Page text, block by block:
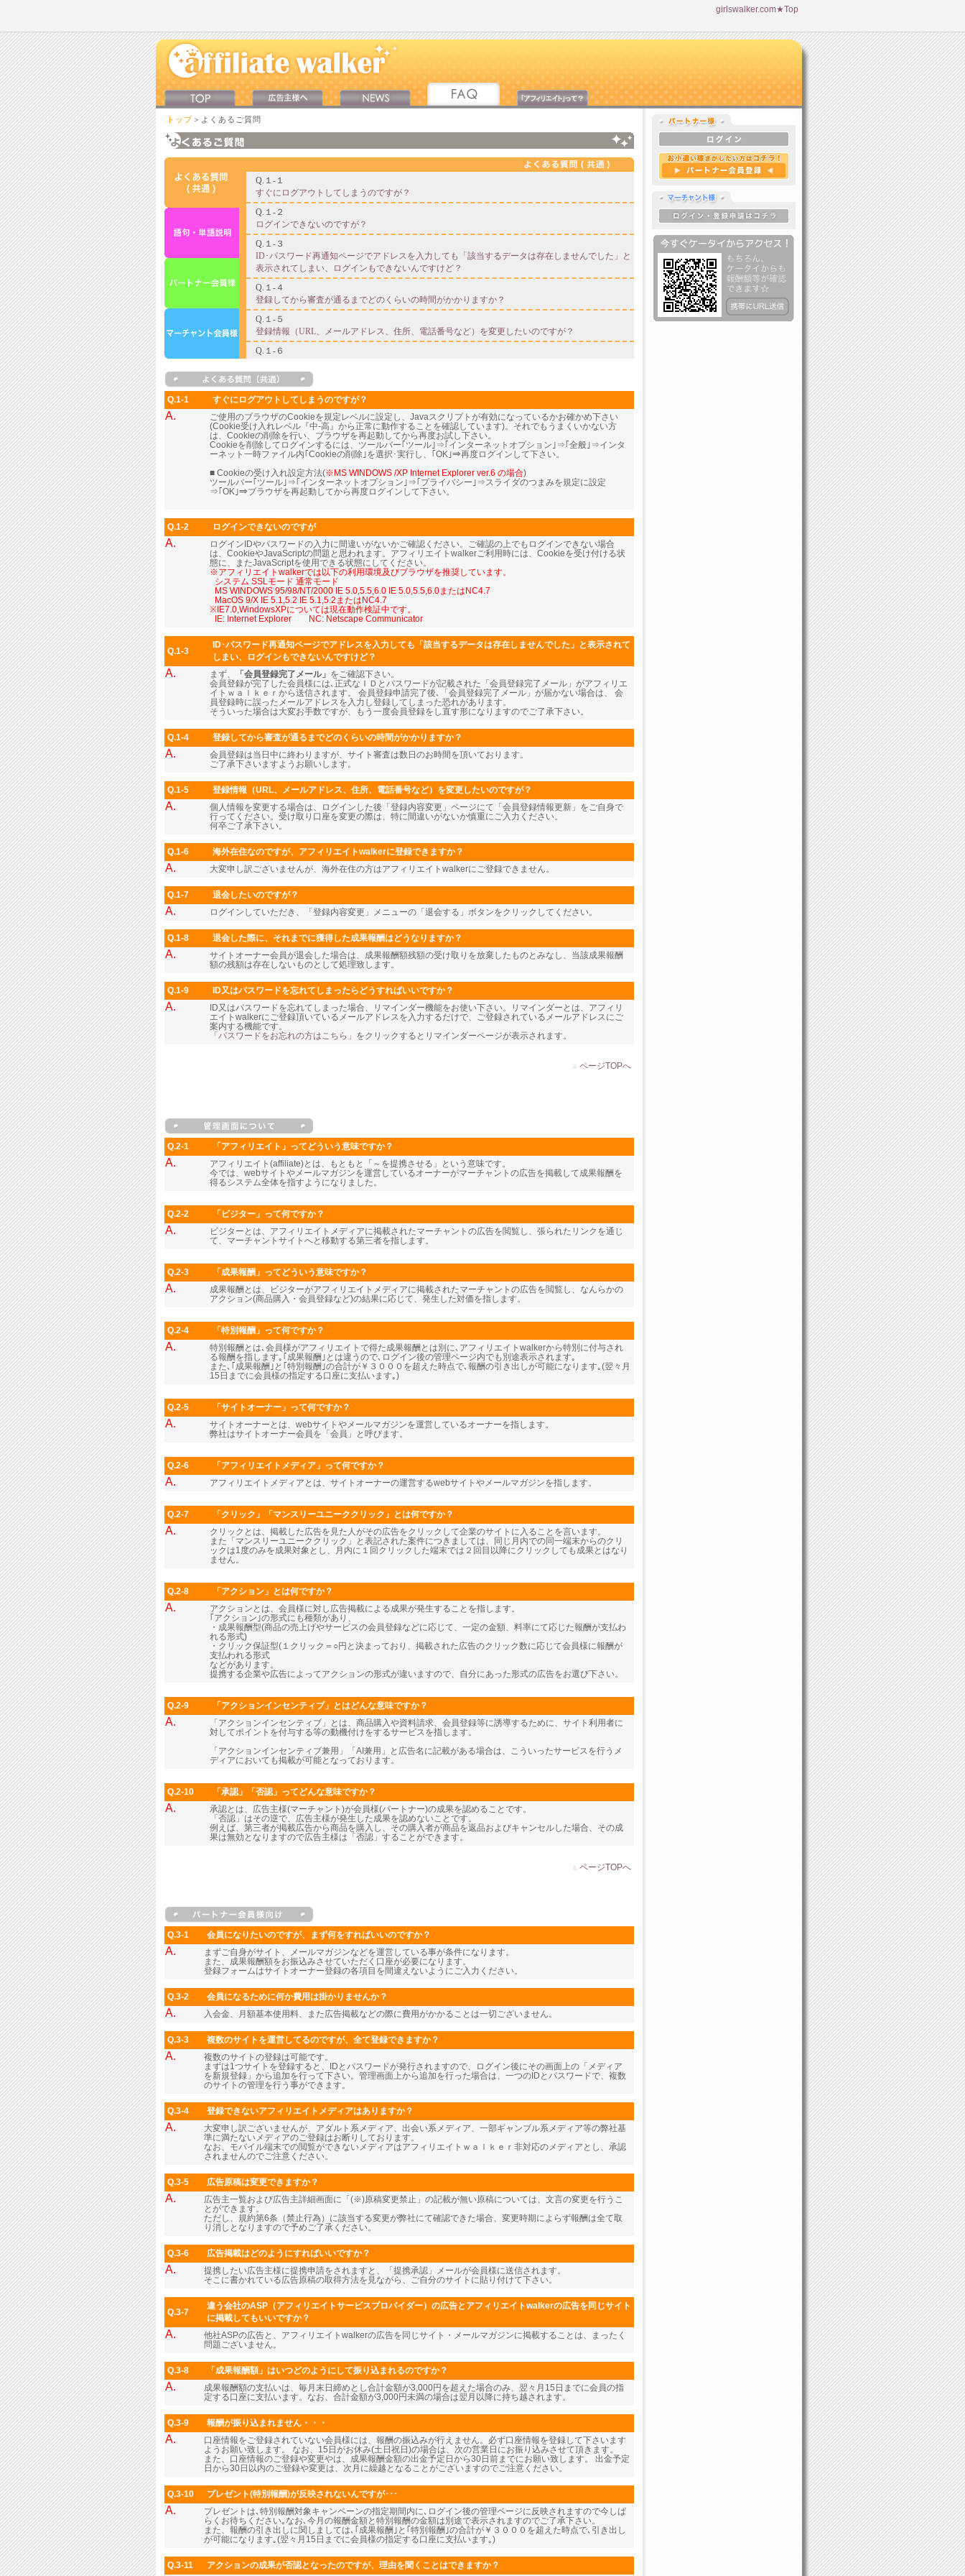
girlswalker.com★Top
トップ ＞よくあるご質問
Q.1-1 すぐにログアウトしてしまうのですが？
A.
ご使用のブラウザのCookieを規定レベルに設定し、Javaスクリプトが有効になっているかお確かめ下さい
(Cookie受け入れレベル『中-高』から正常に動作することを確認しています)。それでもうまくいかない方
は、Cookieの削除を行い、ブラウザを再起動してから再度お試し下さい。
Cookieを削除してログインするには、ツールバー｢ツール｣⇒｢インターネットオプション｣⇒｢全般｣⇒インタ
ーネット一時ファイル内｢Cookieの削除｣を選択･実行し、｢OK｣⇒再度ログインして下さい。
■ Cookieの受け入れ設定方法(※MS WINDOWS /XP Internet Explorer ver.6 の場合)
ツールバー｢ツール｣⇒｢インターネットオプション｣⇒｢プライバシー｣⇒スライダのつまみを規定に設定
⇒｢OK｣⇒ブラウザを再起動してから再度ログインして下さい。
Q.1-2 ログインできないのですが
A.
ログインIDやパスワードの入力に間違いがないかご確認ください。ご確認の上でもログインできない場合
は、CookieやJavaScriptの問題と思われます。アフィリエイトwalkerご利用時には、Cookieを受け付ける状
態に、またJavaScriptを使用できる状態にしてください。
※アフィリエイトwalkerでは以下の利用環境及びブラウザを推奨しています。
システム SSLモード 通常モード
MS WINDOWS 95/98/NT/2000 IE 5.0,5.5,6.0 IE 5.0,5.5,6.0またはNC4.7
MacOS 9/X IE 5.1,5.2 IE 5.1,5.2またはNC4.7
※IE7.0,WindowsXPについては現在動作検証中です。
IE: Internet Explorer NC: Netscape Communicator
Q.1-3
ID･パスワード再通知ページでアドレスを入力しても「該当するデータは存在しませんでした」と表示されて
しまい、ログインもできないんですけど？
A. まず、 「会員登録完了メール」 をご確認下さい。
会員登録が完了した会員様には､正式なＩＤとパスワードが記載された「会員登録完了メール」がアフィリエ
イトｗａｌｋｅｒから送信されます。 会員登録申請完了後､「会員登録完了メール」が届かない場合は、 会
員登録時に誤ったメールアドレスを入力し登録してしまった恐れがあります。
そういった場合は大変お手数ですが、もう一度会員登録をし直す形になりますのでご了承下さい。
Q.1-4 登録してから審査が通るまでどのくらいの時間がかかりますか？
A.
会員登録は当日中に終わりますが、サイト審査は数日のお時間を頂いております。
ご了承下さいますようお願いします。
Q.1-5 登録情報（URL、メールアドレス、住所、電話番号など）を変更したいのですが？
A.
個人情報を変更する場合は、ログインした後「登録内容変更」ページにて「会員登録情報更新」をご自身で
行ってください。受け取り口座を変更の際は、特に間違いがないか慎重にご入力ください。
何卒ご了承下さい。
Q.1-6 海外在住なのですが、アフィリエイトwalkerに登録できますか？
A. 大変申し訳ございませんが、海外在住の方はアフィリエイトwalkerにご登録できません。
Q.1-7 退会したいのですが？
A. ログインしていただき、「登録内容変更」メニューの「退会する」ボタンをクリックしてください。
Q.1-8 退会した際に、それまでに獲得した成果報酬はどうなりますか？
A.
サイトオーナー会員が退会した場合は、成果報酬額残額の受け取りを放棄したものとみなし、当該成果報酬
額の残額は存在しないものとして処理致します。
Q.1-9 ID又はパスワードを忘れてしまったらどうすればいいですか？
A.
ID又はパスワードを忘れてしまった場合、リマインダー機能をお使い下さい。リマインダーとは、アフィリ
エイトwalkerにご登録頂いているメールアドレスを入力するだけで、ご登録されているメールアドレスにご
案内する機能です。
「パスワードをお忘れの方はこちら」 をクリックするとリマインダーページが表示されます。
ページTOPへ
Q.2-1 「アフィリエイト」ってどういう意味ですか？
A.
アフィリエイト(affiliate)とは、もともと「～を提携させる」という意味です。
今では、webサイトやメールマガジンを運営しているオーナーがマーチャントの広告を掲載して成果報酬を
得るシステム全体を指すようになりました。
Q.2-2 「ビジター」って何ですか？
A.
ビジターとは、アフィリエイトメディアに掲載されたマーチャントの広告を閲覧し、張られたリンクを通じ
て、マーチャントサイトへと移動する第三者を指します。
Q.2-3 「成果報酬」ってどういう意味ですか？
A.
成果報酬とは、ビジターがアフィリエイトメディアに掲載されたマーチャントの広告を閲覧し、なんらかの
アクション(商品購入・会員登録など)の結果に応じて、発生した対価を指します。
Q.2-4 「特別報酬」って何ですか？
A.
特別報酬とは､会員様がアフィリエイトで得た成果報酬とは別に､アフィリエイトwalkerから特別に付与され
る報酬を指します｡｢成果報酬｣とは違うので､ログイン後の管理ページ内でも別途表示されます｡
また､｢成果報酬｣と｢特別報酬｣の合計が￥３０００を超えた時点で､報酬の引き出しが可能になります｡(翌々月
15日までに会員様の指定する口座に支払います｡)
Q.2-5 「サイトオーナー」って何ですか？
A.
サイトオーナーとは、webサイトやメールマガジンを運営しているオーナーを指します。
弊社はサイトオーナー会員を「会員」と呼びます。
Q.2-6 「アフィリエイトメディア」って何ですか？
A. アフィリエイトメディアとは、サイトオーナーの運営するwebサイトやメールマガジンを指します。
Q.2-7 「クリック」「マンスリーユニーククリック」とは何ですか？
A.
クリックとは、掲載した広告を見た人がその広告をクリックして企業のサイトに入ることを言います。
また「マンスリーユニーククリック」と表記された案件につきましては、同じ月内での同一端末からのクリ
ックは1度のみを成果対象とし、月内に１回クリックした端末では２回目以降にクリックしても成果とはなり
ません。
Q.2-8 「アクション」とは何ですか？
A.
アクションとは、会員様に対し広告掲載による成果が発生することを指します。
｢アクション｣の形式にも種類があり、
・成果報酬型(商品の売上げやサービスの会員登録などに応じて、一定の金額、料率にて応じた報酬が支払わ
れる形式)
・クリック保証型(１クリック＝○円と決まっており、掲載された広告のクリック数に応じて会員様に報酬が
支払われる形式
などがあります。
提携する企業や広告によってアクションの形式が違いますので、自分にあった形式の広告をお選び下さい。
Q.2-9 「アクションインセンティブ」とはどんな意味ですか？
A.
「アクションインセンティブ」とは、商品購入や資料請求、会員登録等に誘導するために、サイト利用者に
対してポイントを付与する等の動機付けをするサービスを指します。
「アクションインセンティブ兼用」「AI兼用」と広告名に記載がある場合は、こういったサービスを行うメ
ディアにおいても掲載が可能となっております。
Q.2-10 「承認」「否認」ってどんな意味ですか？
A.
承認とは、広告主様(マーチャント)が会員様(パートナー)の成果を認めることです。
「否認」はその逆で、広告主様が発生した成果を認めないことです。
例えば、第三者が掲載広告から商品を購入し、その購入者が商品を返品およびキャンセルした場合、その成
果は無効となりますので広告主様は「否認」することができます。
ページTOPへ
Q.3-1 会員になりたいのですが、まず何をすればいいのですか？
A.
まずご自身がサイト、メールマガジンなどを運営している事が条件になります。
また、成果報酬額をお振込みさせていただく口座が必要になります。
登録フォームはサイトオーナー登録の各項目を間違えないようにご入力ください。
Q.3-2 会員になるために何か費用は掛かりませんか？
A. 入会金、月額基本使用料、また広告掲載などの際に費用がかかることは一切ございません。
Q.3-3 複数のサイトを運営してるのですが、全て登録できますか？
A.
複数のサイトの登録は可能です。
まずは1つサイトを登録すると、IDとパスワードが発行されますので、ログイン後にその画面上の「メディア
を新規登録」から追加を行って下さい。管理画面上から追加を行った場合は、一つのIDとパスワードで、複数
のサイトの管理を行う事ができます。
Q.3-4 登録できないアフィリエイトメディアはありますか？
A.
大変申し訳ございませんが、アダルト系メディア、出会い系メディア、一部ギャンブル系メディア等の弊社基
準に満たないメディアのご登録はお断りしております。
なお、モバイル端末での閲覧ができないメディアはアフィリエイトｗａｌｋｅｒ非対応のメディアとし、承認
されませんのでご注意ください。
Q.3-5 広告原稿は変更できますか？
A.
広告主一覧および広告主詳細画面に「(※)原稿変更禁止」の記載が無い原稿については、文言の変更を行うこ
とができます。
ただし、規約第6条（禁止行為）に該当する変更が弊社にて確認できた場合、変更時期によらず報酬は全て取
り消しとなりますので予めご了承ください。
Q.3-6 広告掲載はどのようにすればいいですか？
A.
提携したい広告主様に提携申請をされますと、「提携承認」メールが会員様に送信されます。
そこに書かれている広告原稿の取得方法を見ながら、ご自分のサイトに貼り付けて下さい。
Q.3-7
違う会社のASP（アフィリエイトサービスプロバイダー）の広告とアフィリエイトwalkerの広告を同じサイト
に掲載してもいいですか？
A.
他社ASPの広告と、アフィリエイトwalkerの広告を同じサイト・メールマガジンに掲載することは、まったく
問題ございません。
Q.3-8 「成果報酬額」はいつどのようにして振り込まれるのですか？
A.
成果報酬額の支払いは、毎月末日締めとし合計金額が3,000円を超えた場合のみ、翌々月15日までに会員の指
定する口座に支払います。なお、合計金額が3,000円未満の場合は翌月以降に持ち越されます。
Q.3-9 報酬が振り込まれません・・・
A.
口座情報をご登録されていない会員様には、報酬の振込みが行えません。必ず口座情報を登録して下さいます
ようお願い致します。 なお、15日がお休み(土日祝日)の場合は、次の営業日にお振り込みさせて頂きます。
また、口座情報のご登録や変更やは、成果報酬金額の出金予定日から30日前までにお願い致します。 出金予定
日から30日以内のご登録や変更は、次月に繰越となることがございますのでご注意ください。
Q.3-10 プレゼント(特別報酬)が反映されないんですが･･･
A.
プレゼントは､特別報酬対象キャンペーンの指定期間内に､ログイン後の管理ページに反映されますので今しば
らくお待ちください｡なお､今月の報酬金額と特別報酬の金額は別途で表示されますのでご了承下さい。
また、報酬の引き出しに関しましては､｢成果報酬｣と｢特別報酬｣の合計が￥３０００を超えた時点で､引き出し
が可能になります｡(翌々月15日までに会員様の指定する口座に支払います｡)
Q.3-11 アクションの成果が否認となったのですが、理由を聞くことはできますか？